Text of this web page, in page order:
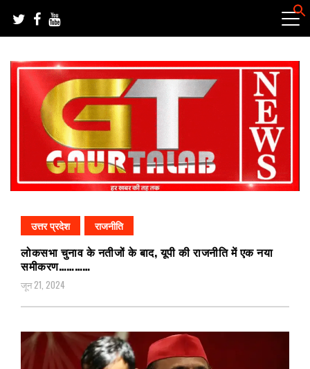
content
गौरतलब न्यूज
उत्तर प्रदेश राजनीति
लोकसभा चुनाव के नतीजों के बाद, यूपी की राजनीति में एक नया
समीकरण…………
जून 21, 2024